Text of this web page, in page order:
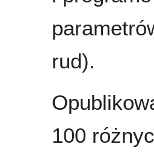
rud).
100